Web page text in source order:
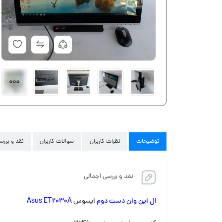
توضیحات نظرات کاربران سوالات کاربران نقد و
نقد و بررسی اجمالی
ال این وان دست دومایسوس